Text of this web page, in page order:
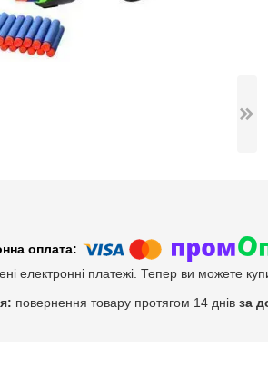
електронні платежі. Тепер ви можете
повернення товару протягом 14 днів за